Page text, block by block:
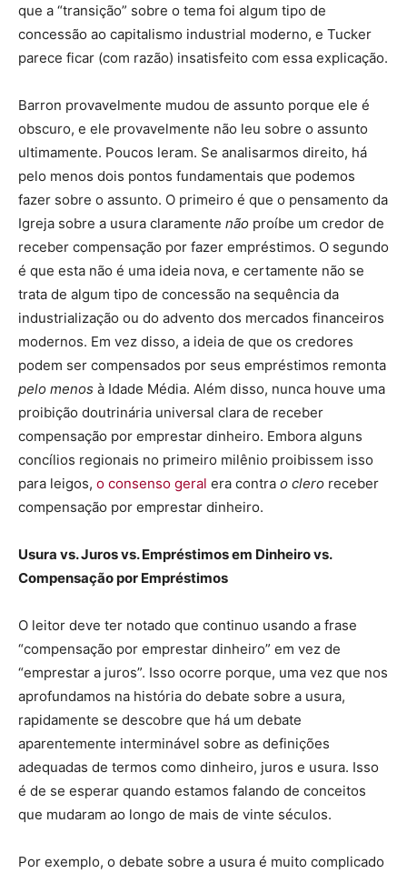
que a “transição” sobre o tema foi algum tipo de
concessão ao capitalismo industrial moderno, e Tucker
parece ficar (com razão) insatisfeito com essa explicação.
Barron provavelmente mudou de assunto porque ele é
obscuro, e ele provavelmente não leu sobre o assunto
ultimamente. Poucos leram. Se analisarmos direito, há
pelo menos dois pontos fundamentais que podemos
fazer sobre o assunto. O primeiro é que o pensamento da
Igreja sobre a usura claramente não proíbe um credor de
receber compensação por fazer empréstimos. O segundo
é que esta não é uma ideia nova, e certamente não se
trata de algum tipo de concessão na sequência da
industrialização ou do advento dos mercados financeiros
modernos. Em vez disso, a ideia de que os credores
podem ser compensados por seus empréstimos remonta
pelo menos à Idade Média. Além disso, nunca houve uma
proibição doutrinária universal clara de receber
compensação por emprestar dinheiro. Embora alguns
concílios regionais no primeiro milênio proibissem isso
para leigos, o consenso geral era contra o clero receber
compensação por emprestar dinheiro.
Usura vs. Juros vs. Empréstimos em Dinheiro vs.
Compensação por Empréstimos
O leitor deve ter notado que continuo usando a frase
“compensação por emprestar dinheiro” em vez de
“emprestar a juros”. Isso ocorre porque, uma vez que nos
aprofundamos na história do debate sobre a usura,
rapidamente se descobre que há um debate
aparentemente interminável sobre as definições
adequadas de termos como dinheiro, juros e usura. Isso
é de se esperar quando estamos falando de conceitos
que mudaram ao longo de mais de vinte séculos.
Por exemplo, o debate sobre a usura é muito complicado